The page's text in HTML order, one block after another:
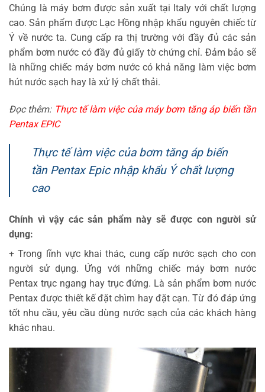
Chúng là máy bơm được sản xuất tại Italy với chất lượng
cao. Sản phẩm được Lạc Hồng nhập khẩu nguyên chiếc từ
Ý về nước ta. Cung cấp ra thị trường với đầy đủ các sản
phẩm bơm nước có đầy đủ giấy tờ chứng chỉ. Đảm bảo sẽ
là những chiếc máy bơm nước có khả năng làm việc bơm
hút nước sạch hay là xử lý chất thải.
Đọc thêm: Thực tế làm việc của máy bơm tăng áp biến tần
Pentax EPIC
Thực tế làm việc của bơm tăng áp biến
tần Pentax Epic nhập khẩu Ý chất lượng
cao
Chính vì vậy các sản phẩm này sẽ được con người sử
dụng:
+ Trong lĩnh vực khai thác, cung cấp nước sạch cho con
người sử dụng. Ứng với những chiếc máy bơm nước
Pentax trục ngang hay trục đứng. Là sản phẩm bơm nước
Pentax được thiết kế đặt chìm hay đặt cạn. Từ đó đáp ứng
tốt nhu cầu, yêu cầu dùng nước sạch của các khách hàng
khác nhau.